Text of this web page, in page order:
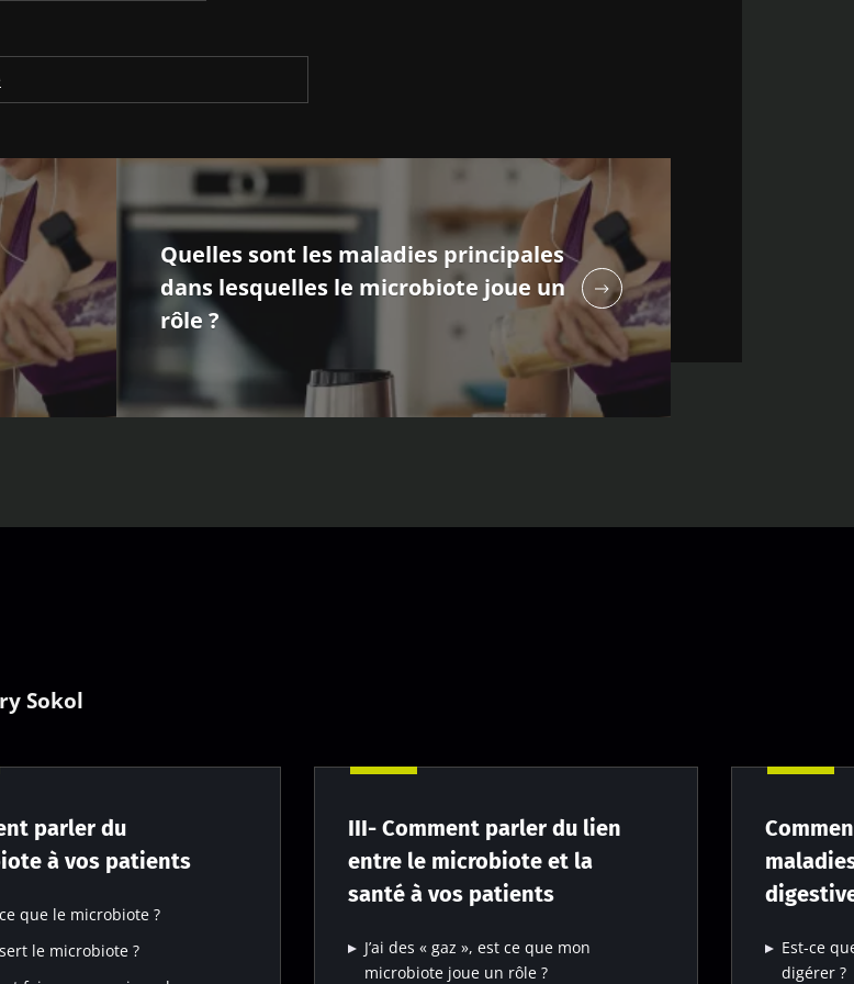
Quelles sont les maladies principales
dans lesquelles le microbiote joue un
rôle ?
Sokol
parler du
à vos patients
que le microbiote ?
le microbiote ?
III- Comment parler du lien
entre le microbiote et la
santé à vos patients
J’ai des « gaz », est ce que mon
microbiote joue un rôle ?
Est-ce
digérer ?